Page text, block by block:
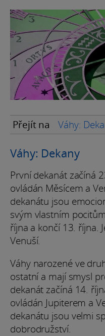
Přejít na Váhy:
Váhy: Dekany
První dekanát začíná
ovládán Měsícem a
dekanátu jsou
svým vlastním
října a končí 13. října.
Venuší.
Váhy narozené ve
ostatní a mají smysl
dekanát začíná 14.
ovládán Jupiterem a
dekanátu jsou velmi
dobrodružství.